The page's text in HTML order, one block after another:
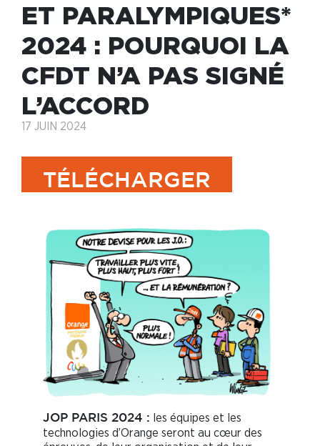
ET PARALYMPIQUES*
2024 : POURQUOI LA
CFDT N’A PAS SIGNÉ
L’ACCORD
17 JUIN 2024
TÉLÉCHARGER
JOP PARIS 2024 : les équipes et les
technologies d’Orange seront au cœur des